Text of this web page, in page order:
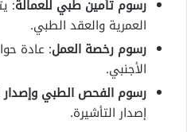
رسوم تأمين طبي للعمالة:
العمرية والعقد الطبي.
رسوم رخصة العمل
الأجنبي.
رسوم الفحص الطبي وإصدار
إصدار التأشيرة.